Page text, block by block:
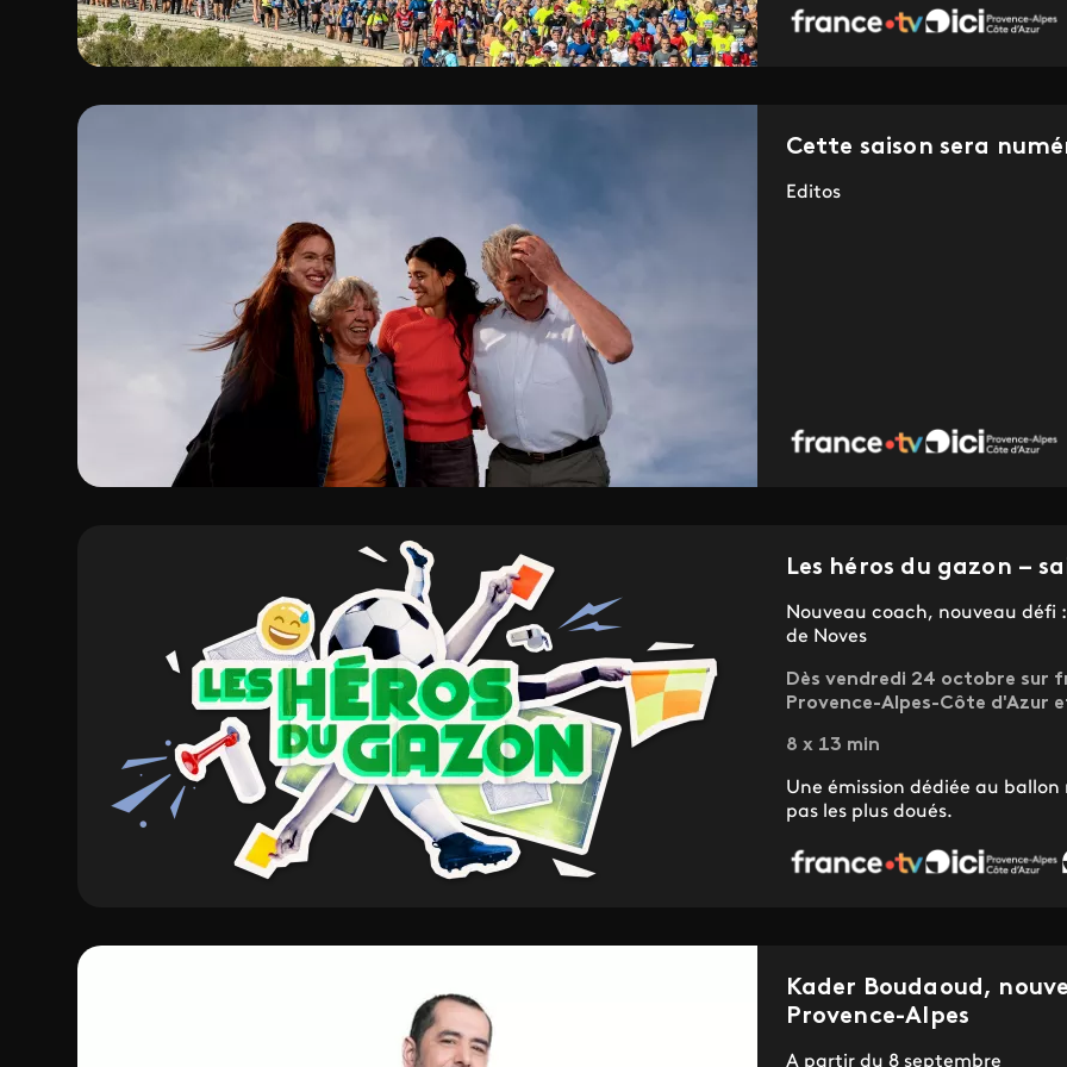
Cette saison sera
Editos
Les héros du gazon –
Nouveau coach, nouveau défi
de Noves
Dès vendredi 24 octobre sur
Provence-Alpes-Côte d'Azur
8 x 13 min
Une émission dédiée au
pas les plus doués.
Kader Boudaoud,
Provence-Alpes
A partir du 8 septembre